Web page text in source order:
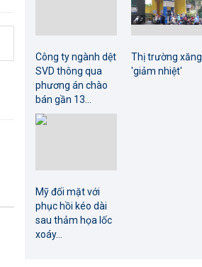
Công ty ngành dệt
SVD thông qua
phương án chào
bán gần 13...
Thị trường xăng
'giảm nhiệt'
Mỹ đối mặt với
phục hồi kéo dài
sau thảm họa lốc
xoáy...